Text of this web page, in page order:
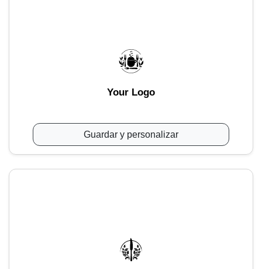
Your Logo
Guardar y personalizar